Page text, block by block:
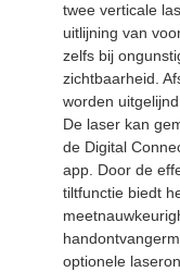
twee verticale
uitlijning van
zelfs bij
zichtbaarheid.
worden
De laser kan
de Digital
app. Door de
tiltfunctie biedt
optionele